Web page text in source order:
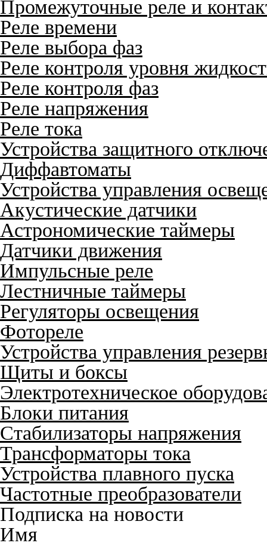
Промежуточные реле и
Реле времени
Реле выбора фаз
Реле контроля уровня
Реле контроля фаз
Реле напряжения
Реле тока
Устройства защитного
Диффавтоматы
Устройства управления
Акустические датчики
Астрономические таймеры
Датчики движения
Импульсные реле
Лестничные таймеры
Регуляторы освещения
Фотореле
Устройства управления
Щиты и боксы
Электротехническое
Блоки питания
Стабилизаторы напряжения
Трансформаторы тока
Устройства плавного пуска
Частотные преобразователи
Подписка на новости
Имя